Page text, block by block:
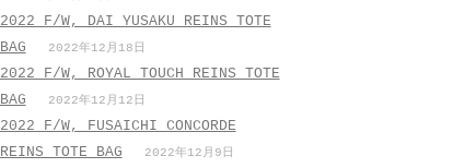
2022 F/W, DAI YUSAKU REINS TOTE
BAG
2022年12月18日
2022 F/W, ROYAL TOUCH REINS TOTE
BAG
2022年12月12日
2022 F/W, FUSAICHI CONCORDE
REINS TOTE BAG
2022年12月9日